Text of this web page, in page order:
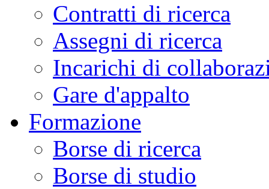
Contratti di ricerca
Assegni di ricerca
Incarichi di
Gare d'appalto
Formazione
Borse di ricerca
Borse di studio